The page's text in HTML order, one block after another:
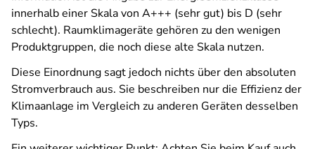
innerhalb einer Skala von A+++ (sehr gut) bis D (sehr
schlecht). Raumklimageräte gehören zu den wenigen
Produktgruppen, die noch diese alte Skala nutzen.
Diese Einordnung sagt jedoch nichts über den absoluten
Stromverbrauch aus. Sie beschreiben nur die Effizienz der
Klimaanlage im Vergleich zu anderen Geräten desselben
Typs.